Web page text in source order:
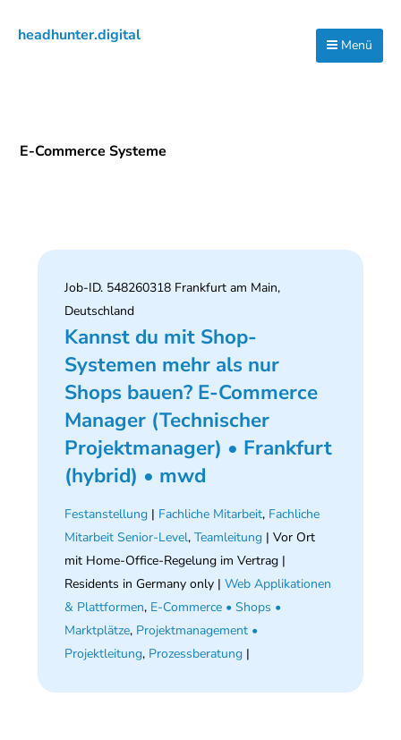
Hauptnavigation
Inhalt
Seitenspalte
headhunter.digital
Menü
E-Commerce Systeme
Job-ID. 548260318 Frankfurt am Main,
Deutschland
Kannst du mit Shop-
Systemen mehr als nur
Shops bauen? E-Commerce
Manager (Technischer
Projektmanager) • Frankfurt
(hybrid) • mwd
Festanstellung | Fachliche Mitarbeit, Fachliche
Mitarbeit Senior-Level,Teamleitung | Vor Ort
mit Home-Office-Regelung im Vertrag |
Residents in Germany only |Web Applikationen
& Plattformen, E-Commerce • Shops •
Marktplätze, Projektmanagement •
Projektleitung, Prozessberatung |